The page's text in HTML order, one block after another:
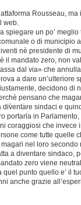
Rousseau,
web.
spiegare un po’
o di municipio
nè presidente di
il mandato zero, non
dal via» che
a dare un’ulteriore
decidono di
pensano che
sindaci e
portarla in
coraggiosi che invece
come tutte quelle
nel loro
a diventare sindaco,
zero viene
punto quello e’ il
anche grazie